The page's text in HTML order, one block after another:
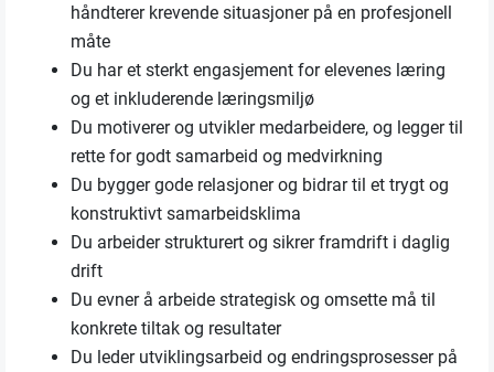
håndterer krevende situasjoner på en profesjonell
måte
Du har et sterkt engasjement for elevenes læring
og et inkluderende læringsmiljø
Du motiverer og utvikler medarbeidere, og legger til
rette for godt samarbeid og medvirkning
Du bygger gode relasjoner og bidrar til et trygt og
konstruktivt samarbeidsklima
Du arbeider strukturert og sikrer framdrift i daglig
drift
Du evner å arbeide strategisk og omsette må til
konkrete tiltak og resultater
Du leder utviklingsarbeid og endringsprosesser på